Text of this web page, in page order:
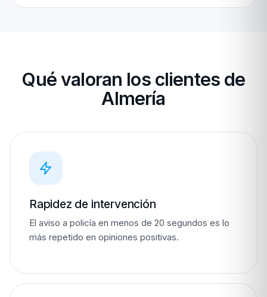
Qué valoran los clientes de
Almería
Rapidez de intervención
El aviso a policía en menos de 20 segundos es lo
más repetido en opiniones positivas.